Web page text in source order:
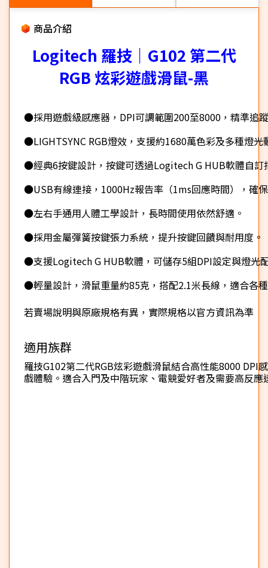
商品介紹
Logitech 羅技｜G102 第二代
RGB 炫彩遊戲滑鼠-黑
●採用遊戲級感應器，DPI可調範圍200至8000，精準追
●LIGHTSYNC RGB燈效，支援約1680萬色彩及多種燈光
●經典6按鍵設計，按鍵可透過Logitech G HUB軟體自訂
●USB有線連接，1000Hz報告率（1ms回應時間），確
●左右手通用人體工學設計，長時間使用依然舒適。
●採用金屬彈簧按鍵張力系統，提升按鍵回饋與耐用度。
●支援Logitech G HUB軟體，可儲存5組DPI設定與燈光
●輕量設計，滑鼠重量約85克，搭配2.1米長線，適合各
若賣場說明與原廠規格有異，實際規格以官方資訊為準
適用族群
羅技G102第二代RGB炫彩遊戲滑鼠結合高性能8000 DPI
戲體驗。適合入門及中階玩家、電競愛好者及需要高反